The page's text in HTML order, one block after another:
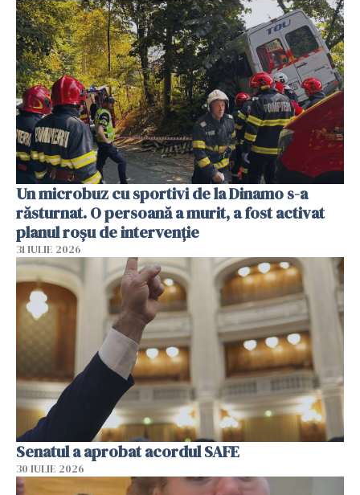
Un microbuz cu sportivi de la Dinamo s-a
răsturnat. O persoană a murit, a fost activat
planul roșu de intervenție
31 IULIE 2026
Senatul a aprobat acordul SAFE
30 IULIE 2026